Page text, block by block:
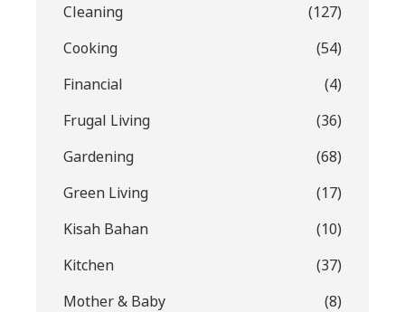
Cleaning
(127)
Cooking
(54)
Financial
(4)
Frugal Living
(36)
Gardening
(68)
Green Living
(17)
Kisah Bahan
(10)
Kitchen
(37)
Mother & Baby
(8)